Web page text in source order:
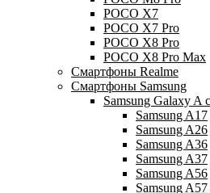
POCO X7
POCO X7 Pro
POCO X8 Pro
POCO X8 Pro Max
Смартфоны Realme
Смартфоны Samsung
Samsung Galaxy A
Samsung A17
Samsung A26
Samsung A36
Samsung A37
Samsung A56
Samsung A57